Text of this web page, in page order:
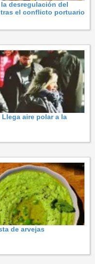
desregulación del
el conflicto portuario
aire polar a la
de arvejas